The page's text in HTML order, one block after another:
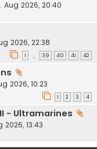
Aug 2026, 20:40
2026, 22:38
1 … 39 40 41 42
2026, 10:23
1 2 3 4
- Ultramarines
2026, 13:43